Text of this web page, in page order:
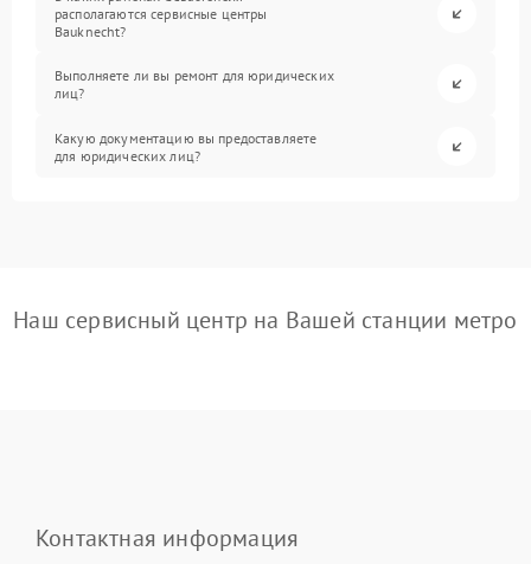
располагаются сервисные центры
Bauknecht?
Выполняете ли вы ремонт для юридических
лиц?
Какую документацию вы предоставляете
для юридических лиц?
Наш сервисный центр на Вашей станции метро
Контактная информация